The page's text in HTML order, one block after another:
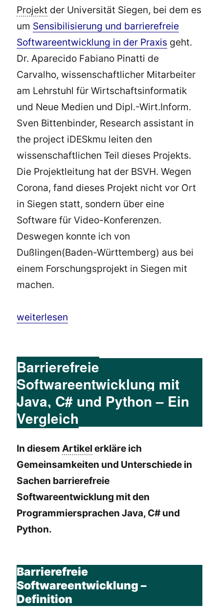
Projekt der Universität Siegen, bei dem es
um Sensibilisierung und barrierefreie
Softwareentwicklung in der Praxis geht.
Dr. Aparecido Fabiano Pinatti de
Carvalho, wissenschaftlicher Mitarbeiter
am Lehrstuhl für Wirtschaftsinformatik
und Neue Medien und Dipl.-Wirt.Inform.
Sven Bittenbinder, Research assistant in
the project iDESkmu leiten den
wissenschaftlichen Teil dieses Projekts.
Die Projektleitung hat der BSVH. Wegen
Corona, fand dieses Projekt nicht vor Ort
in Siegen statt, sondern über eine
Software für Video-Konferenzen.
Deswegen konnte ich von
Dußlingen(Baden-Württemberg) aus bei
einem Forschungsprojekt in Siegen mit
machen.
„Barrierefreie Softwareentwicklung
weiterlesen
Barrierefreie
Softwareentwicklung mit
Java, C# und Python – Ein
Vergleich
In diesemArtikel erkläre ich
Gemeinsamkeiten und Unterschiede in
Sachen barrierefreie
Softwareentwicklung mit den
Programmiersprachen Java, C# und
Python.
Barrierefreie
Softwareentwicklung –
Definition